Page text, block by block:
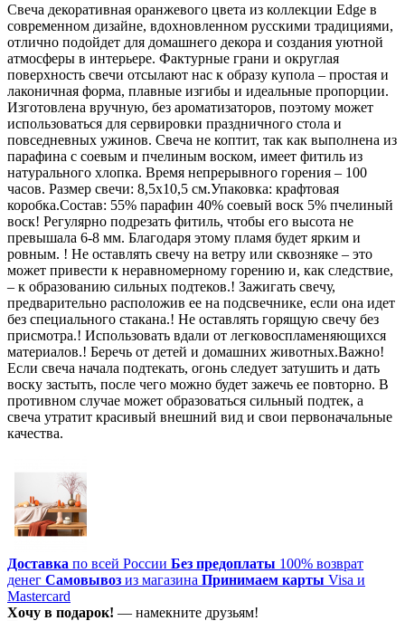
Свеча декоративная оранжевого цвета из коллекции Edge в
современном дизайне, вдохновленном русскими традициями,
отлично подойдет для домашнего декора и создания уютной
атмосферы в интерьере. Фактурные грани и округлая
поверхность свечи отсылают нас к образу купола – простая и
лаконичная форма, плавные изгибы и идеальные пропорции.
Изготовлена вручную, без ароматизаторов, поэтому может
использоваться для сервировки праздничного стола и
повседневных ужинов. Свеча не коптит, так как выполнена из
парафина с соевым и пчелиным воском, имеет фитиль из
натурального хлопка. Время непрерывного горения – 100
часов. Размер свечи: 8,5х10,5 см.Упаковка: крафтовая
коробка.Состав: 55% парафин 40% соевый воск 5% пчелиный
воск! Регулярно подрезать фитиль, чтобы его высота не
превышала 6-8 мм. Благодаря этому пламя будет ярким и
ровным. ! Не оставлять свечу на ветру или сквозняке – это
может привести к неравномерному горению и, как следствие,
– к образованию сильных подтеков.! Зажигать свечу,
предварительно расположив ее на подсвечнике, если она идет
без специального стакана.! Не оставлять горящую свечу без
присмотра.! Использовать вдали от легковоспламеняющихся
материалов.! Беречь от детей и домашних животных.Важно!
Если свеча начала подтекать, огонь следует затушить и дать
воску застыть, после чего можно будет зажечь ее повторно. В
противном случае может образоваться сильный подтек, а
свеча утратит красивый внешний вид и свои первоначальные
качества.
Доставка по всей России Без предоплаты 100% возврат
денег Самовывоз из магазина Принимаем карты Visa и
Mastercard
Хочу в подарок! — намекните друзьям!